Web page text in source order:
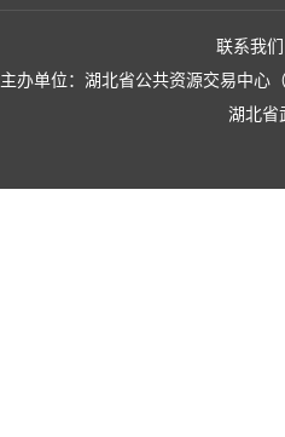
联系我们
主办单位：湖北省公共资源交易中心
湖北省